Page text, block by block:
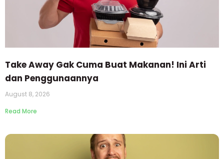
Take Away Gak Cuma Buat Makanan! Ini Arti
dan Penggunaannya
August 8, 2026
Read More